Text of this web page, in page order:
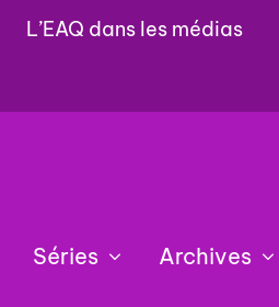
L’EAQ dans les médias
Séries Archives